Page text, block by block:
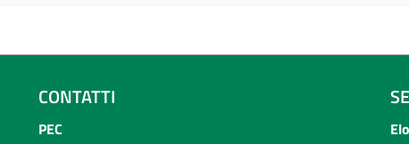
CONTATTI
PEC